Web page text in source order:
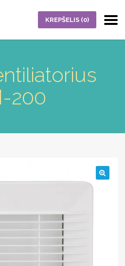
KREPŠELIS (0)
200